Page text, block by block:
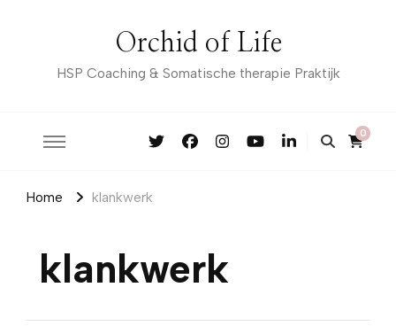
Orchid of Life
HSP Coaching & Somatische therapie Praktijk
0
Home klankwerk
klankwerk